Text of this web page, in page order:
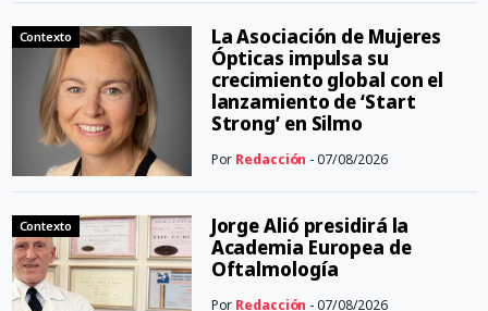
Contexto
La Asociación de Mujeres
Ópticas impulsa su
crecimiento global con el
lanzamiento de ‘Start
Strong’ en Silmo
Por Redacción - 07/08/2026
Contexto
Jorge Alió presidirá la
Academia Europea de
Oftalmología
Por Redacción - 07/08/2026